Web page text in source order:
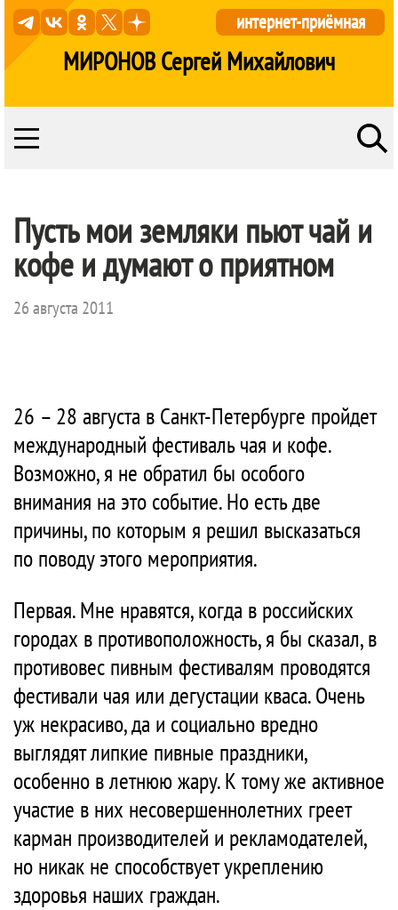
МИРОНОВ Сергей Михайлович
интернет-приёмная
Пусть мои земляки пьют чай и
кофе и думают о приятном
26 августа 2011
26 – 28 августа в Санкт-Петербурге пройдет
международный фестиваль чая и кофе.
Возможно, я не обратил бы особого
внимания на это событие. Но есть две
причины, по которым я решил высказаться
по поводу этого мероприятия.
Первая. Мне нравятся, когда в российских
городах в противоположность, я бы сказал, в
противовес пивным фестивалям проводятся
фестивали чая или дегустации кваса. Очень
уж некрасиво, да и социально вредно
выглядят липкие пивные праздники,
особенно в летнюю жару. К тому же активное
участие в них несовершеннолетних греет
карман производителей и рекламодателей,
но никак не способствует укреплению
здоровья наших граждан.